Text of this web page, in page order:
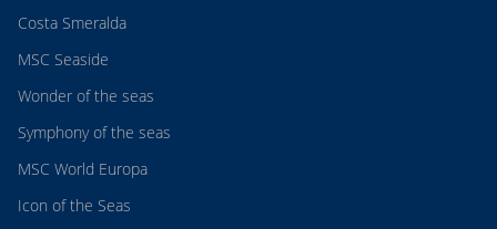
Costa Smeralda
MSC Seaside
Wonder of the seas
Symphony of the seas
MSC World Europa
Icon of the Seas